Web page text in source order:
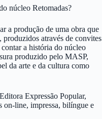
núcleo Retomadas?
a produção de uma obra que
produzidos através de convites
a história do núcleo
produzido pelo MASP,
da arte e da cultura como
Expressão Popular,
on-line, impressa, bilíngue e